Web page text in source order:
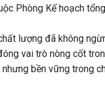
Phòng Kế hoạch
lượng đã không
vai trò nòng cốt
bền vững trong